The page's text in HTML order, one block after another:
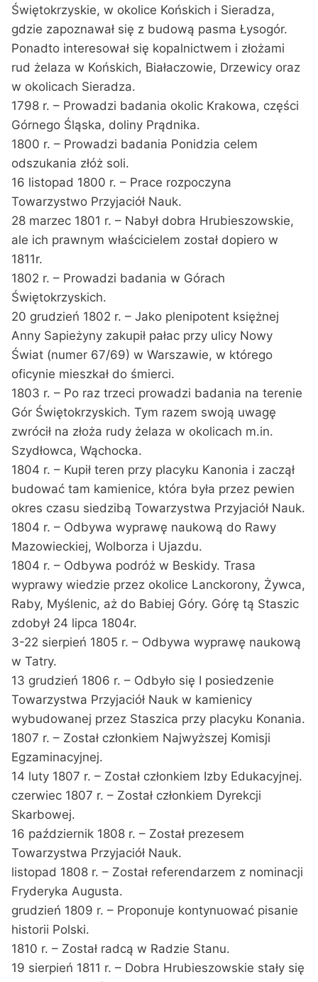
Świętokrzyskie, w okolice Końskich i Sieradza,
gdzie zapoznawał się z budową pasma Łysogór.
Ponadto interesował się kopalnictwem i złożami
rud żelaza w Końskich, Białaczowie, Drzewicy oraz
w okolicach Sieradza.
1798 r. – Prowadzi badania okolic Krakowa, części
Górnego Śląska, doliny Prądnika.
1800 r. – Prowadzi badania Ponidzia celem
odszukania złóż soli.
16 listopad 1800 r. – Prace rozpoczyna
Towarzystwo Przyjaciół Nauk.
28 marzec 1801 r. – Nabył dobra Hrubieszowskie,
ale ich prawnym właścicielem został dopiero w
1811r.
1802 r. – Prowadzi badania w Górach
Świętokrzyskich.
20 grudzień 1802 r. – Jako plenipotent księżnej
Anny Sapieżyny zakupił pałac przy ulicy Nowy
Świat (numer 67/69) w Warszawie, w którego
oficynie mieszkał do śmierci.
1803 r. – Po raz trzeci prowadzi badania na terenie
Gór Świętokrzyskich. Tym razem swoją uwagę
zwrócił na złoża rudy żelaza w okolicach m.in.
Szydłowca, Wąchocka.
1804 r. – Kupił teren przy placyku Kanonia i zaczął
budować tam kamienice, która była przez pewien
okres czasu siedzibą Towarzystwa Przyjaciół Nauk.
1804 r. – Odbywa wyprawę naukową do Rawy
Mazowieckiej, Wolborza i Ujazdu.
1804 r. – Odbywa podróż w Beskidy. Trasa
wyprawy wiedzie przez okolice Lanckorony, Żywca,
Raby, Myślenic, aż do Babiej Góry. Górę tą Staszic
zdobył 24 lipca 1804r.
3-22 sierpień 1805 r. – Odbywa wyprawę naukową
w Tatry.
13 grudzień 1806 r. – Odbyło się I posiedzenie
Towarzystwa Przyjaciół Nauk w kamienicy
wybudowanej przez Staszica przy placyku Konania.
1807 r. – Został członkiem Najwyższej Komisji
Egzaminacyjnej.
14 luty 1807 r. – Został członkiem Izby Edukacyjnej.
czerwiec 1807 r. – Został członkiem Dyrekcji
Skarbowej.
16 październik 1808 r. – Został prezesem
Towarzystwa Przyjaciół Nauk.
listopad 1808 r. – Został referendarzem z nominacji
Fryderyka Augusta.
grudzień 1809 r. – Proponuje kontynuować pisanie
historii Polski.
1810 r. – Został radcą w Radzie Stanu.
19 sierpień 1811 r. – Dobra Hrubieszowskie stały się